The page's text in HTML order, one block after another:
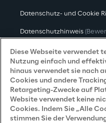
Datenschutz- und Cookie
Datenschutzhinweis
Datenschutzhinweis
Datenschutzhinweis
Datenschutzhinweis
Diese Webseite verwendet
Nutzung einfach und
hinaus verwendet sie nach
Cookies und andere
Retargeting-Zwecke auf
Website verwendet keine
Cookies. Indem Sie „Alle
stimmen Sie der